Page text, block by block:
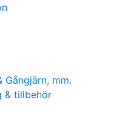
Gångjärn, mm.
& tillbehör